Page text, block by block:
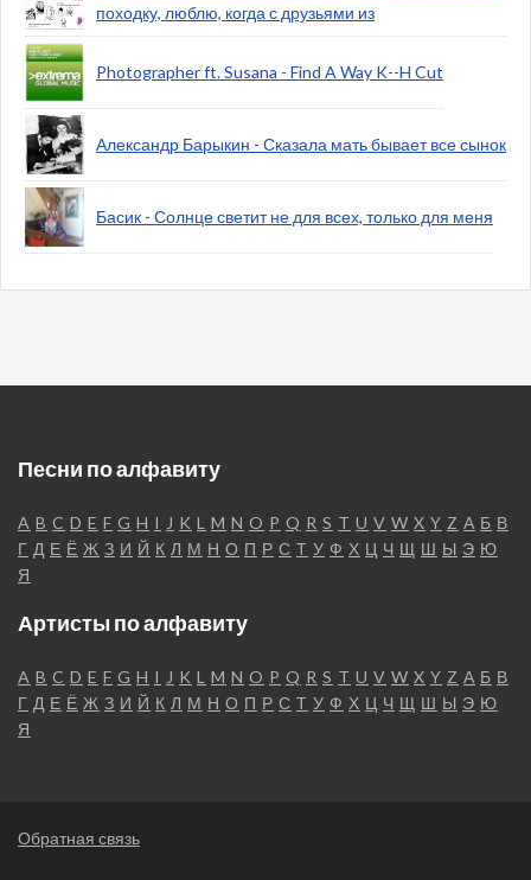
походку, люблю, когда с друзьями из
Photographer ft. Susana - Find A Way K--H Cut
Александр Барыкин - Сказала мать бывает все сынок
Басик - Солнце светит не для всех, только для меня
Песни по алфавиту
A B C D E F G H I J K L M N O P Q R S T U V W X Y Z А Б В
Г Д Е Ё Ж З И Й К Л М Н О П Р С Т У Ф Х Ц Ч Щ Ш Ы Э Ю
Я
Артисты по алфавиту
A B C D E F G H I J K L M N O P Q R S T U V W X Y Z А Б В
Г Д Е Ё Ж З И Й К Л М Н О П Р С Т У Ф Х Ц Ч Щ Ш Ы Э Ю
Я
Обратная связь